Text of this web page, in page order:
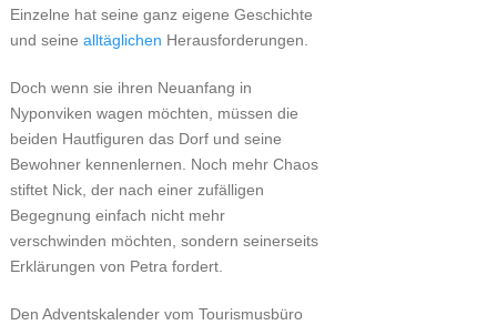
Einzelne hat seine ganz eigene Geschichte
und seine alltäglichen Herausforderungen.
Doch wenn sie ihren Neuanfang in
Nyponviken wagen möchten, müssen die
beiden Hautfiguren das Dorf und seine
Bewohner kennenlernen. Noch mehr Chaos
stiftet Nick, der nach einer zufälligen
Begegnung einfach nicht mehr
verschwinden möchten, sondern seinerseits
Erklärungen von Petra fordert.
Den Adventskalender vom Tourismusbüro